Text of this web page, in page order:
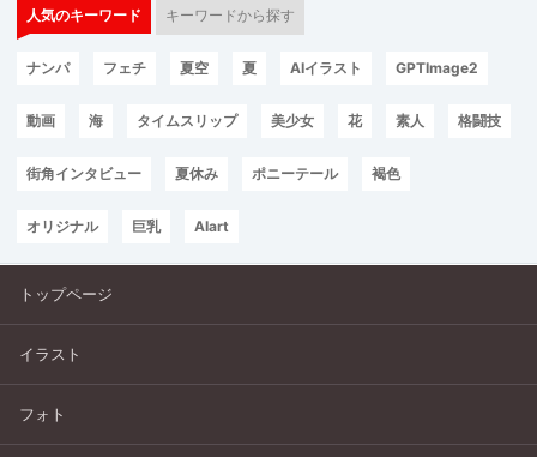
人気のキーワード キーワードから探す
ナンパ フェチ 夏空 夏 AIイラスト GPTImage2
動画 海 タイムスリップ 美少女 花 素人 格闘技
街角インタビュー 夏休み ポニーテール 褐色
オリジナル 巨乳 AIart
トップページ
イラスト
フォト